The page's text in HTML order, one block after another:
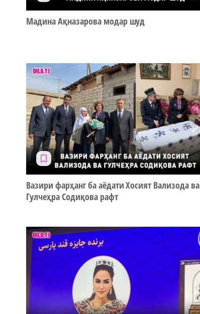
Мадина Ақназарова модар шуд
Вазири фарҳанг ба аёдати Хосият Вализода ва
Гулчеҳра Содиқова рафт